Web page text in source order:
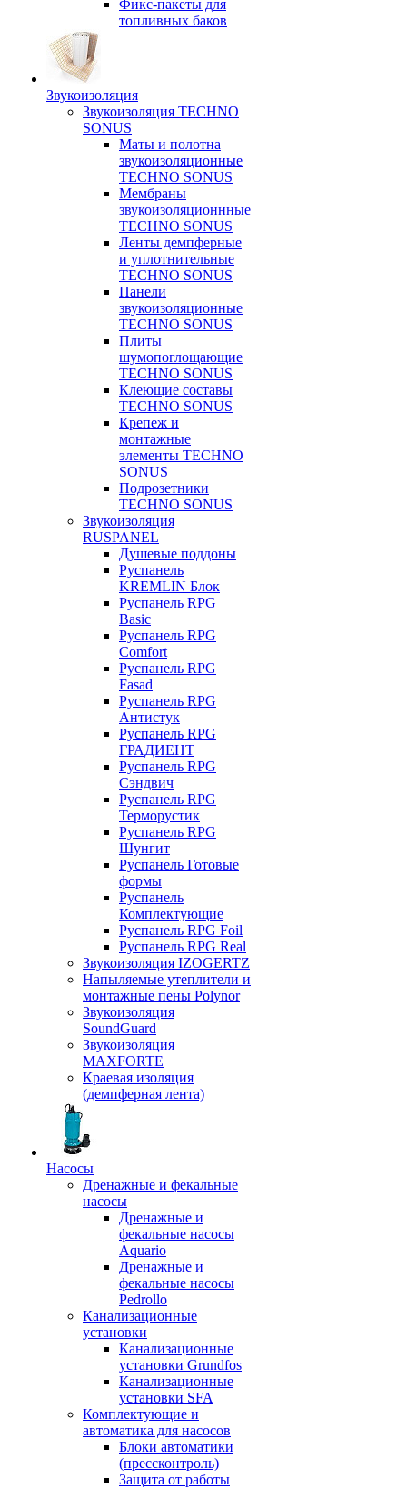
Фикс-пакеты для
топливных баков
Звукоизоляция
Звукоизоляция TECHNO
SONUS
Маты и полотна
звукоизоляционные
TECHNO SONUS
Мембраны
звукоизоляционнные
TECHNO SONUS
Ленты демпферные
и уплотнительные
TECHNO SONUS
Панели
звукоизоляционные
TECHNO SONUS
Плиты
шумопоглощающие
TECHNO SONUS
Клеющие составы
TECHNO SONUS
Крепеж и
монтажные
элементы TECHNO
SONUS
Подрозетники
TECHNO SONUS
Звукоизоляция
RUSPANEL
Душевые поддоны
Руспанель
KREMLIN Блок
Руспанель RPG
Basic
Руспанель RPG
Comfort
Руспанель RPG
Fasad
Руспанель RPG
Антистук
Руспанель RPG
ГРАДИЕНТ
Руспанель RPG
Сэндвич
Руспанель RPG
Терморустик
Руспанель RPG
Шунгит
Руспанель Готовые
формы
Руспанель
Комплектующие
Руспанель RPG Foil
Руспанель RPG Real
Звукоизоляция IZOGERTZ
Напыляемые утеплители и
монтажные пены Polynor
Звукоизоляция
SoundGuard
Звукоизоляция
MAXFORTE
Краевая изоляция
(демпферная лента)
Насосы
Дренажные и фекальные
насосы
Дренажные и
фекальные насосы
Aquario
Дренажные и
фекальные насосы
Pedrollo
Канализационные
установки
Канализационные
установки Grundfos
Канализационные
установки SFA
Комплектующие и
автоматика для насосов
Блоки автоматики
(прессконтроль)
Защита от работы